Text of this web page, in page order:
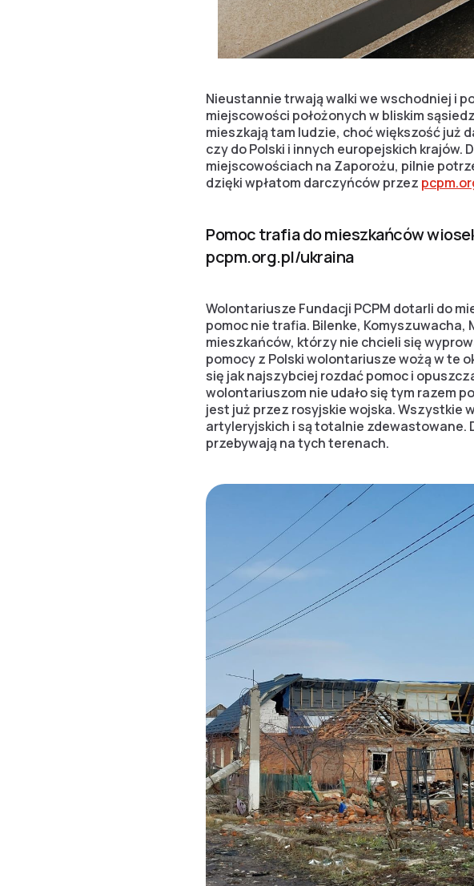
Nieustannie trwają walki we wschodniej i
miejscowości położonych w bliskim
mieszkają tam ludzie, choć większość już
czy do Polski i innych europejskich krajów.
miejscowościach na Zaporożu, pilnie
dzięki wpłatom darczyńców przez
Pomoc trafia do mieszkańców
pcpm.org.pl/ukraina
Wolontariusze Fundacji PCPM dotarli do
pomoc nie trafia. Bilenke, Komyszuwacha,
mieszkańców, którzy nie chcieli się
pomocy z Polski wolontariusze wożą w te
się jak najszybciej rozdać pomoc i
wolontariuszom nie udało się tym razem
jest już przez rosyjskie wojska. Wszystkie
artyleryjskich i są totalnie zdewastowane.
przebywają na tych terenach.